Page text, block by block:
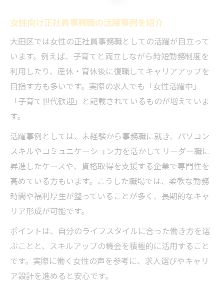
女性向け正社員事務職の活躍事例を紹介
大田区では女性の正社員事務職としての活躍が目立って
います。例えば、子育てと両立しながら時短勤務制度を
利用したり、産休・育休後に復職してキャリアアップを
目指す方も多いです。実際の求人でも「女性活躍中」
「子育て世代歓迎」と記載されているものが増えていま
す。
活躍事例としては、未経験から事務職に就き、パソコン
スキルやコミュニケーション力を活かしてリーダー職に
昇進したケースや、資格取得を支援する企業で専門性を
高めている方もいます。こうした職場では、柔軟な勤務
時間や福利厚生が整っていることが多く、長期的なキャ
リア形成が可能です。
ポイントは、自分のライフスタイルに合った働き方を選
ぶことと、スキルアップの機会を積極的に活用すること
です。実際に働く女性の声を参考に、求人選びやキャリ
ア設計を進めると安心です。